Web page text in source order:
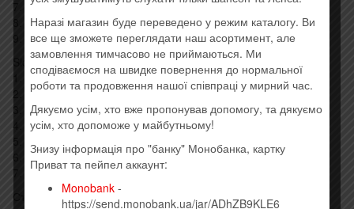
7. What’d I Say
8. I’ve Got A Woman
9. Careless Love
Side B:
1. You Don’t Know Me
2. I Can’t Stop Loving You
3. Take These Chains From My Heart
4. Your Cheatin ’ Heart
5. Don’t Let The Sun Catch You Cryin
6. You Win Again
7. Georgia On My Mind
Стиль: Funk, Soul
Наразі магазин буде переведено у режим каталогу. Ви
все ще зможете переглядати наш асортимент, але
замовлення тимчасово не приймаються. Ми
сподіваємося на швидке повернення до нормальної
роботи та продовження нашої співпраці у мирний час.
Дякуємо усім, хто вже пропонував допомогу, та дякуємо
усім, хто допоможе у майбутньому!
Знизу інформація про "банку" Монобанка, картку
Приват та пейпел аккаунт:
Monobank -
https://send.monobank.ua/jar/ADhZB9KLE6